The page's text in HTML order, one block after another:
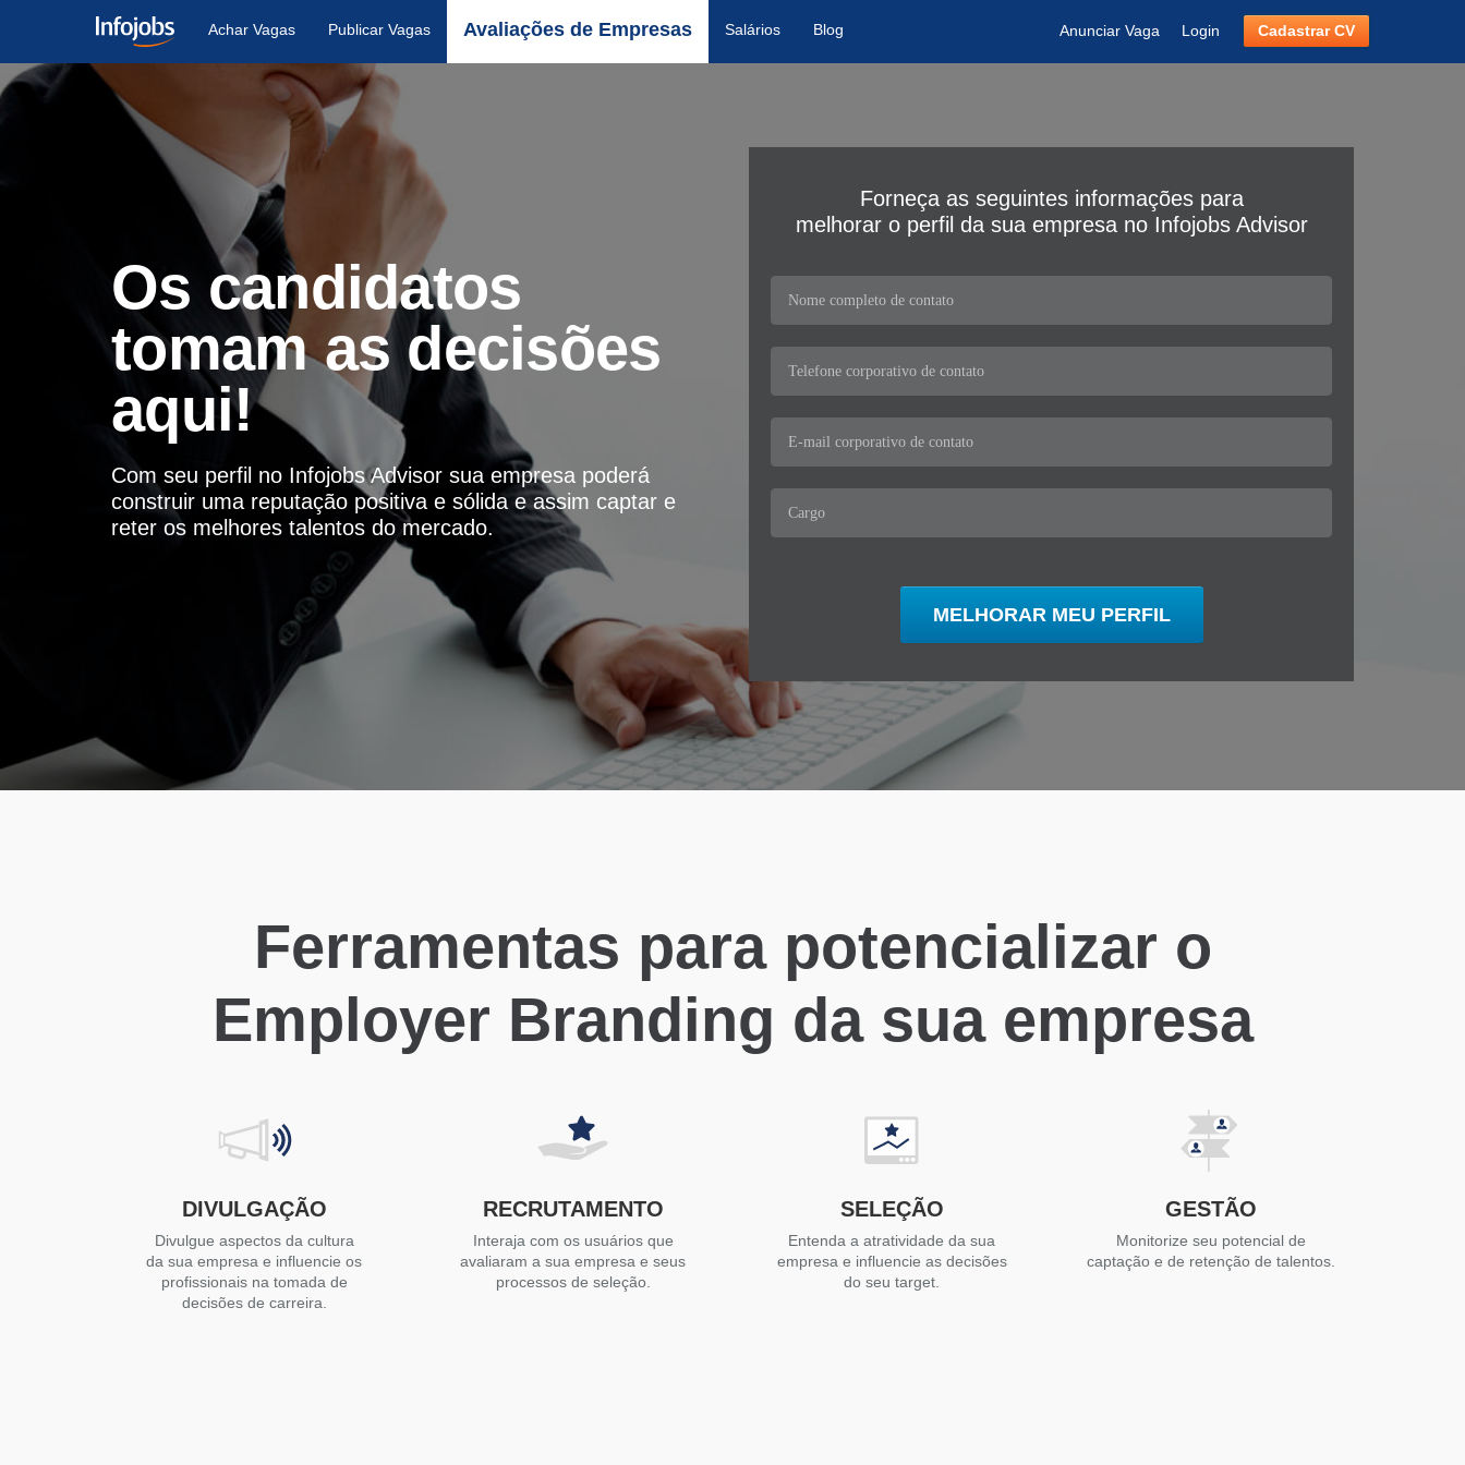
Achar Vagas Publicar Vagas Avaliações de Empresas Salários Blog Anunciar Vaga Login Cadastrar CV
Os candidatos
tomam as decisões
aqui!
Com seu perfil no Infojobs Advisor sua empresa poderá
construir uma reputação positiva e sólida e assim captar e
reter os melhores talentos do mercado.
Forneça as seguintes informações para
melhorar o perfil da sua empresa no Infojobs Advisor
Ferramentas para potencializar o
Employer Branding da sua empresa
DIVULGAÇÃO
Divulgue aspectos da cultura
da sua empresa e influencie os
profissionais na tomada de
decisões de carreira.
RECRUTAMENTO
Interaja com os usuários que
avaliaram a sua empresa e seus
processos de seleção.
SELEÇÃO
Entenda a atratividade da sua
empresa e influencie as decisões
do seu target.
GESTÃO
Monitorize seu potencial de
captação e de retenção de talentos.